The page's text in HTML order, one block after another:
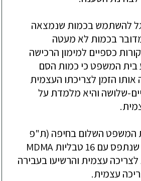
להשתמש בכמות שנמצאה
בכמות לא מעטה
כספיים למימון הרכישה
המשפט כי כמות הסם
הזמן לצריכתו העצמית
שלושה והיא מלמדת על
המשפט השלום בחיפה (ת"פ
3070/06), נאשם שנתפס עם 16 טבליות MDMA
עצמית והרשיעו בעבירה
עצמית.